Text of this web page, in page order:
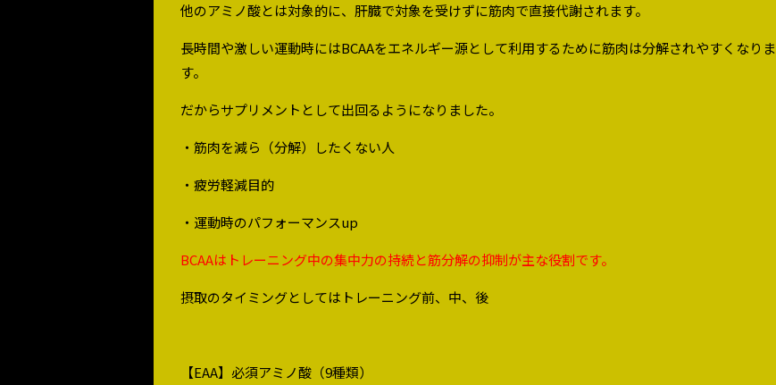
他のアミノ酸とは対象的に、肝臓で対象を受けずに筋肉で直接代謝されます。
長時間や激しい運動時にはBCAAをエネルギー源として利用するために筋肉は分解されやすくなりま
す。
だからサプリメントとして出回るようになりました。
・筋肉を減ら（分解）したくない人
・疲労軽減目的
・運動時のパフォーマンスup
BCAAはトレーニング中の集中力の持続と筋分解の抑制が主な役割です。
摂取のタイミングとしてはトレーニング前、中、後
【EAA】必須アミノ酸（9種類）